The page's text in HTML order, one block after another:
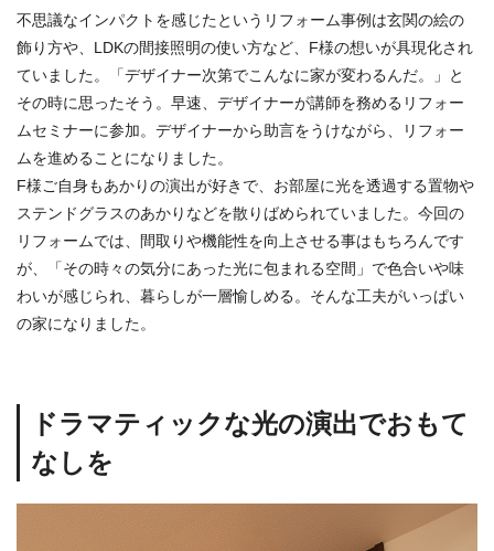
不思議なインパクトを感じたというリフォーム事例は玄関の絵の
飾り方や、LDKの間接照明の使い方など、F様の想いが具現化され
ていました。「デザイナー次第でこんなに家が変わるんだ。」と
その時に思ったそう。早速、デザイナーが講師を務めるリフォー
ムセミナーに参加。デザイナーから助言をうけながら、リフォー
ムを進めることになりました。
F様ご自身もあかりの演出が好きで、お部屋に光を透過する置物や
ステンドグラスのあかりなどを散りばめられていました。今回の
リフォームでは、間取りや機能性を向上させる事はもちろんです
が、「その時々の気分にあった光に包まれる空間」で色合いや味
わいが感じられ、暮らしが一層愉しめる。そんな工夫がいっぱい
の家になりました。
ドラマティックな光の演出でおもて
なしを